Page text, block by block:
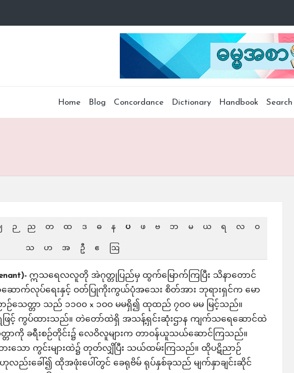
Home Blog Concordance Dictionary Handbook Search
ဉ ည တ ထ ဒ ဓ န ပ ဖ ဗ ဘ မ ယ ရ လ ဝ
သ ဟ အ ဦ ဧ ဩ
ဣသရေလလူတို အဲဂုတ္တုပြည်မှ ထွက်မြောက်ကြပြီး သိနာတောင်
ဆောက်လုပ်ရေးနှင့် ဝတ်ပြုကိုးကွယ်ပုံအသေး စိတ်အား ဘုရားရှင်က မော
ဉ်သေတ္တာ သည် ၁၁၀၀ x ၁ဝဝ မမရှိ၍ ထုထည် ၇ဝဝ မမ မြင့်သည်။
ဖြင့် ကွပ်ထားသည်။ တဲတော်ထဲရှိ အသန့်ရှင်းဆုံးဌာန ကျက်သရေဆောင်ထဲ
ာကို ခရီးစဉ်တိုင်း၌ လေဝိလူများက တာဝန်ယူသယ်ဆောင်ကြသည်။
ော ကွင်းများထဲ၌ တုတ်လျှိပြီး သယ်ထမ်းကြသည်။ ထိုပဋိညာဉ်
လည်းခေါ်၍ ထိုအဖုံးပေါ်တွင် ခေရုဗိမ် ရုပ်နှစ်ခုသည် မျက်နှာချင်းဆိုင်